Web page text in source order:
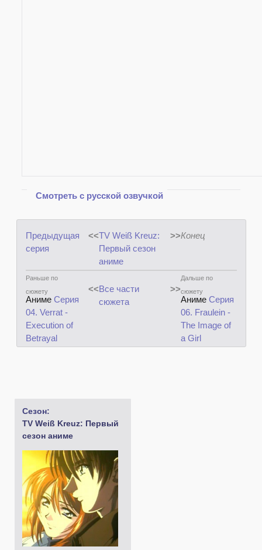
Смотреть с русской озвучкой
Предыдущая
серия
<<TV Weiß Kreuz:
Первый сезон
аниме
>>Конец
Раньше по
сюжету
Аниме Серия
04. Verrat -
Execution of
Betrayal
<<Все части
сюжета
>>
Дальше по
сюжету
Аниме Серия
06. Fraulein -
The Image of
a Girl
Сезон:
TV Weiß Kreuz: Первый
сезон аниме